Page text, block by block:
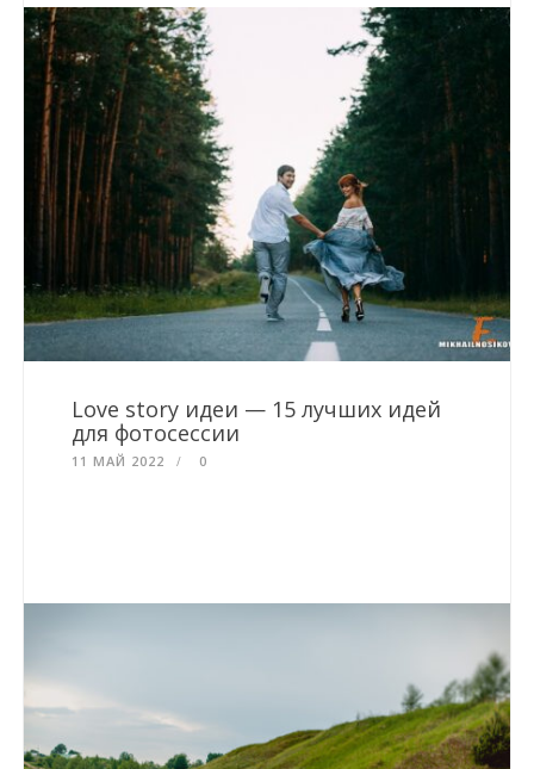
Love story идеи — 15 лучших идей
для фотосессии
11 МАЙ 2022 0